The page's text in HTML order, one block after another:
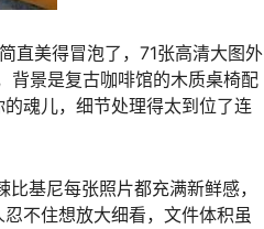
直美得冒泡了，71张高清大图外
背景是复古咖啡馆的木质桌椅配
魂儿，细节处理得太到位了连
基尼每张照片都充满新鲜感，
不住想放大细看，文件体积虽